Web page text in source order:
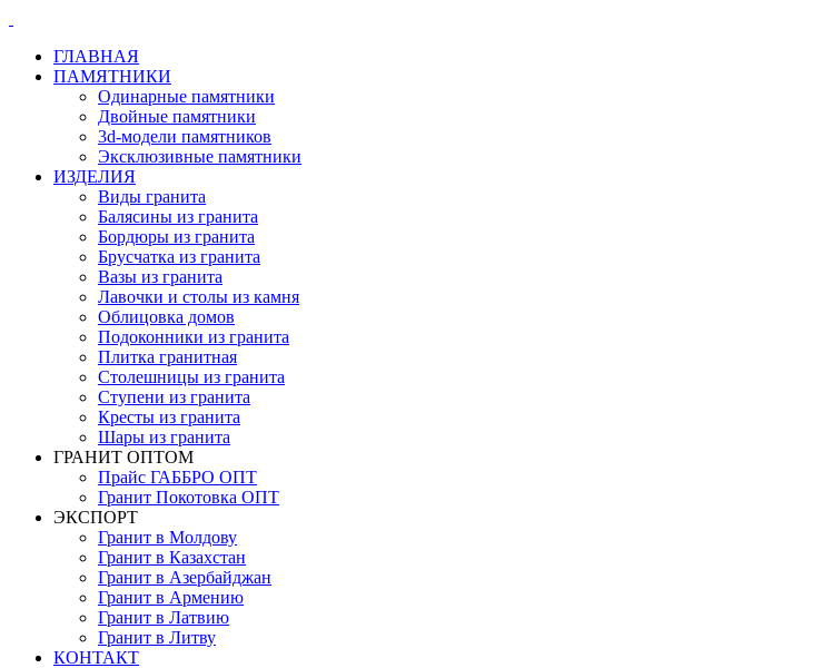
ГЛАВНАЯ
ПАМЯТНИКИ
Одинарные памятники
Двойные памятники
3d-модели памятников
Эксклюзивные памятники
ИЗДЕЛИЯ
Виды гранита
Балясины из гранита
Бордюры из гранита
Брусчатка из гранита
Вазы из гранита
Лавочки и столы из камня
Облицовка домов
Подоконники из гранита
Плитка гранитная
Столешницы из гранита
Ступени из гранита
Кресты из гранита
Шары из гранита
ГРАНИТ ОПТОМ
Прайс ГАББРО ОПТ
Гранит Покотовка ОПТ
ЭКСПОРТ
Гранит в Молдову
Гранит в Казахстан
Гранит в Азербайджан
Гранит в Армению
Гранит в Латвию
Гранит в Литву
КОНТАКТ